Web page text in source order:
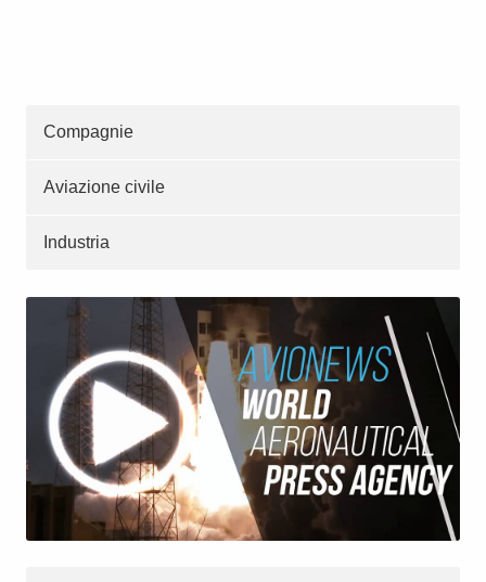
Compagnie
Aviazione civile
Industria